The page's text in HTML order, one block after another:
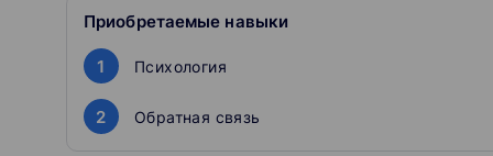
Они хорошо знают, как непросто бывает с
Самая важная задача куратора — помочь вам
Приобретаемые навыки
1 Психология
2 Обратная связь